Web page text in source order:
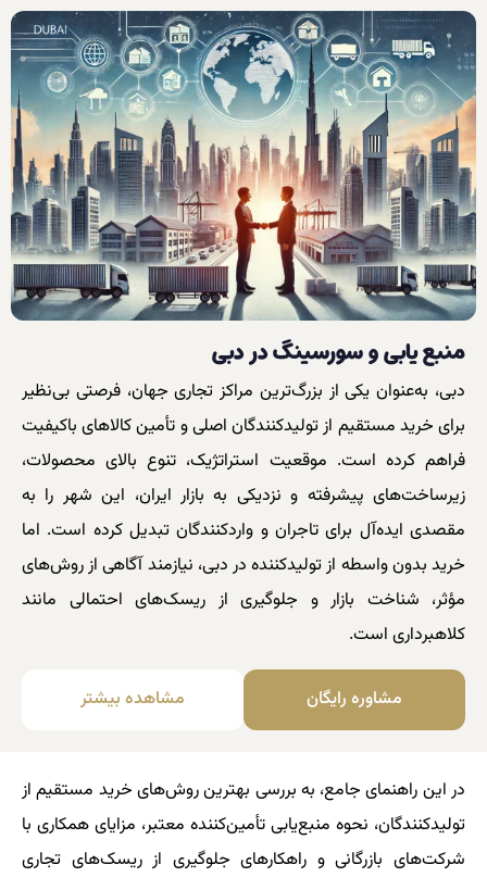
منبع یابی و سورسینگ در دبی
دبی، به‌عنوان یکی از بزرگ‌ترین مراکز تجاری جهان، فرصتی بی‌نظیر
برای خرید مستقیم از تولیدکنندگان اصلی و تأمین کالاهای باکیفیت
فراهم کرده است. موقعیت استراتژیک، تنوع بالای محصولات،
زیرساخت‌های پیشرفته و نزدیکی به بازار ایران، این شهر را به
مقصدی ایده‌آل برای تاجران و واردکنندگان تبدیل کرده است. اما
خرید بدون واسطه از تولیدکننده در دبی، نیازمند آگاهی از روش‌های
مؤثر، شناخت بازار و جلوگیری از ریسک‌های احتمالی مانند
کلاهبرداری است.
مشاوره رایگان مشاهده بیشتر
در این راهنمای جامع، به بررسی بهترین روش‌های خرید مستقیم از
تولیدکنندگان، نحوه منبع‌یابی تأمین‌کننده معتبر، مزایای همکاری با
شرکت‌های بازرگانی و راهکارهای جلوگیری از ریسک‌های تجاری